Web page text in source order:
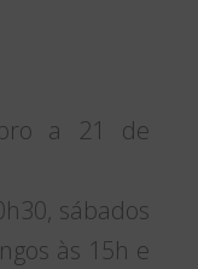
a 21 de
sábados
às 15h e